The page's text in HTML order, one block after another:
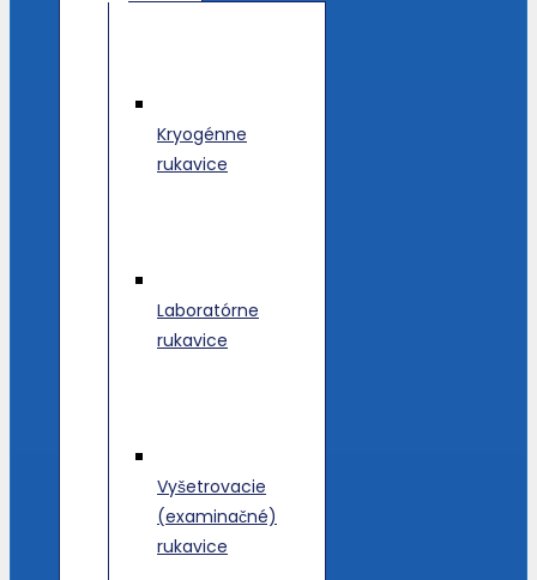
Kryogénne
rukavice
Laboratórne
rukavice
Vyšetrovacie
(examinačné)
rukavice